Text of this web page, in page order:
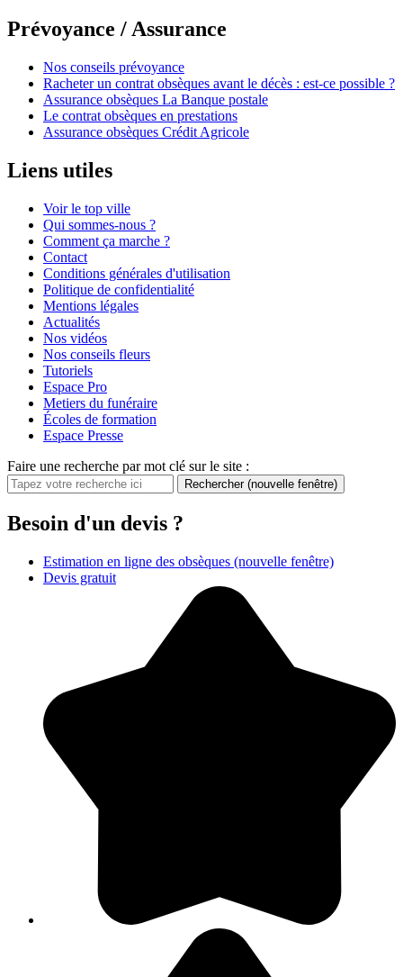
Prévoyance / Assurance
Nos conseils prévoyance
Racheter un contrat obsèques avant le décès : est-ce possible ?
Assurance obsèques La Banque postale
Le contrat obsèques en prestations
Assurance obsèques Crédit Agricole
Liens utiles
Voir le top ville
Qui sommes-nous ?
Comment ça marche ?
Contact
Conditions générales d'utilisation
Politique de confidentialité
Mentions légales
Actualités
Nos vidéos
Nos conseils fleurs
Tutoriels
Espace Pro
Metiers du funéraire
Écoles de formation
Espace Presse
Faire une recherche par mot clé sur le site :
Rechercher (nouvelle fenêtre)
Besoin d'un devis ?
Estimation en ligne des obsèques (nouvelle fenêtre)
Devis gratuit